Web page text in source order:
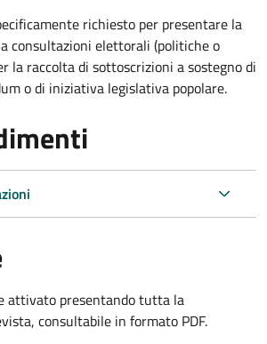
richiesto per presentare la
consultazioni elettorali (politiche o
la raccolta di sottoscrizioni a sostegno di
o di iniziativa legislativa popolare.
attivato presentando tutta la
consultabile in formato PDF.